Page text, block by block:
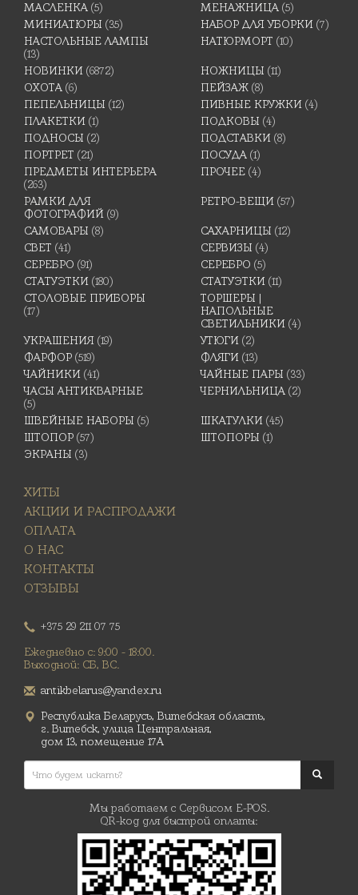
МАСЛЕНКА (5) МЕНАЖНИЦА (5)
МИНИАТЮРЫ (35) НАБОР ДЛЯ УБОРКИ (7)
НАСТОЛЬНЫЕ ЛАМПЫ
(13)
НАТЮРМОРТ (10)
НОВИНКИ (6872) НОЖНИЦЫ (11)
ОХОТА (6) ПЕЙЗАЖ (8)
ПЕПЕЛЬНИЦЫ (12) ПИВНЫЕ КРУЖКИ (4)
ПЛАКЕТКИ (1) ПОДКОВЫ (4)
ПОДНОСЫ (2) ПОДСТАВКИ (8)
ПОРТРЕТ (21) ПОСУДА (1)
ПРЕДМЕТЫ ИНТЕРЬЕРА
(263)
ПРОЧЕЕ (4)
РАМКИ ДЛЯ
ФОТОГРАФИЙ (9)
РЕТРО-ВЕЩИ (57)
САМОВАРЫ (8) САХАРНИЦЫ (12)
СВЕТ (41) СЕРВИЗЫ (4)
СЕРЕБРО (91) СЕРЕБРО (5)
СТАТУЭТКИ (180) СТАТУЭТКИ (11)
СТОЛОВЫЕ ПРИБОРЫ
(17)
ТОРШЕРЫ |
НАПОЛЬНЫЕ
СВЕТИЛЬНИКИ (4)
УКРАШЕНИЯ (19) УТЮГИ (2)
ФАРФОР (519) ФЛЯГИ (13)
ЧАЙНИКИ (41) ЧАЙНЫЕ ПАРЫ (33)
ЧАСЫ АНТИКВАРНЫЕ
(5)
ЧЕРНИЛЬНИЦА (2)
ШВЕЙНЫЕ НАБОРЫ (5) ШКАТУЛКИ (45)
ШТОПОР (57) ШТОПОРЫ (1)
ЭКРАНЫ (3)
ХИТЫ
АКЦИИ И РАСПРОДАЖИ
ОПЛАТА
О НАС
КОНТАКТЫ
ОТЗЫВЫ
+375 29 211 07 75
Ежедневно с: 9:00 - 18:00.
Выходной: СБ, ВС.
antikbelarus@yandex.ru
Республика Беларусь, Витебская область,
г. Витебск, улица Центральная,
дом 13, помещение 17А
Мы работаем с Сервисом E-POS.
QR-код для быстрой оплаты: